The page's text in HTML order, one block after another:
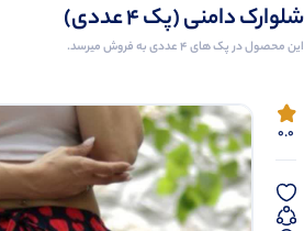
شلوارک دامنی (پک 4 عددی)
این محصول در پک های 4 عددی به فروش میرسد.
0.0